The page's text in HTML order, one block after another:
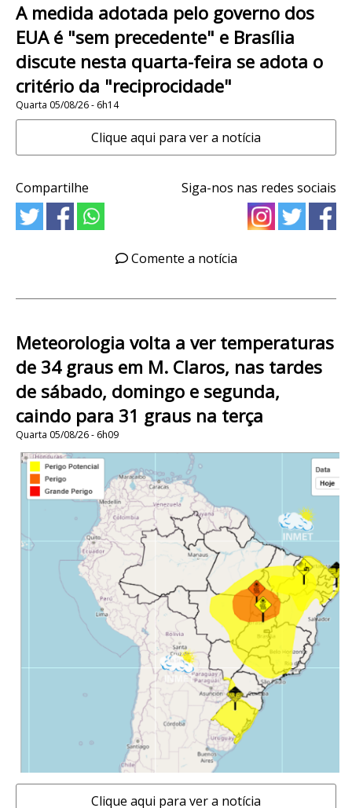
A medida adotada pelo governo dos
EUA é "sem precedente" e Brasília
discute nesta quarta-feira se adota o
critério da "reciprocidade"
Quarta 05/08/26 - 6h14
Clique aqui para ver a notícia
Compartilhe Siga-nos nas redes sociais
Comente a notícia
Meteorologia volta a ver temperaturas
de 34 graus em M. Claros, nas tardes
de sábado, domingo e segunda,
caindo para 31 graus na terça
Quarta 05/08/26 - 6h09
Clique aqui para ver a notícia